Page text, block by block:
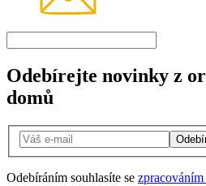
Odebírejte novinky z
domů
Odebíráním souhlasíte se